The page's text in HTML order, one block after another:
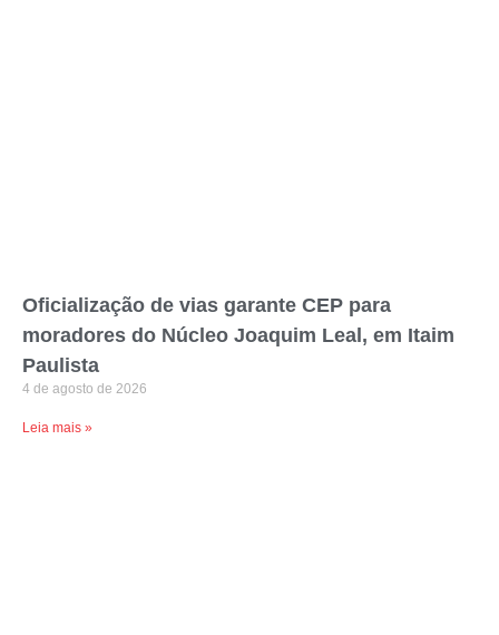
Oficialização de vias garante CEP para
moradores do Núcleo Joaquim Leal, em Itaim
Paulista
4 de agosto de 2026
Leia mais »